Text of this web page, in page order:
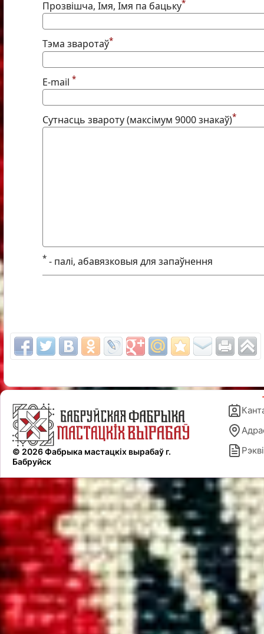
Прозвішча, Імя, Імя па бацьку*
Тэма зваротаў*
E-mail *
Сутнасць звароту (максімум 9000 знакаў)*
* - палі, абавязковыя для запаўнення
© 2026 Фабрыка мастацкіх вырабаў г.
Бабруйск